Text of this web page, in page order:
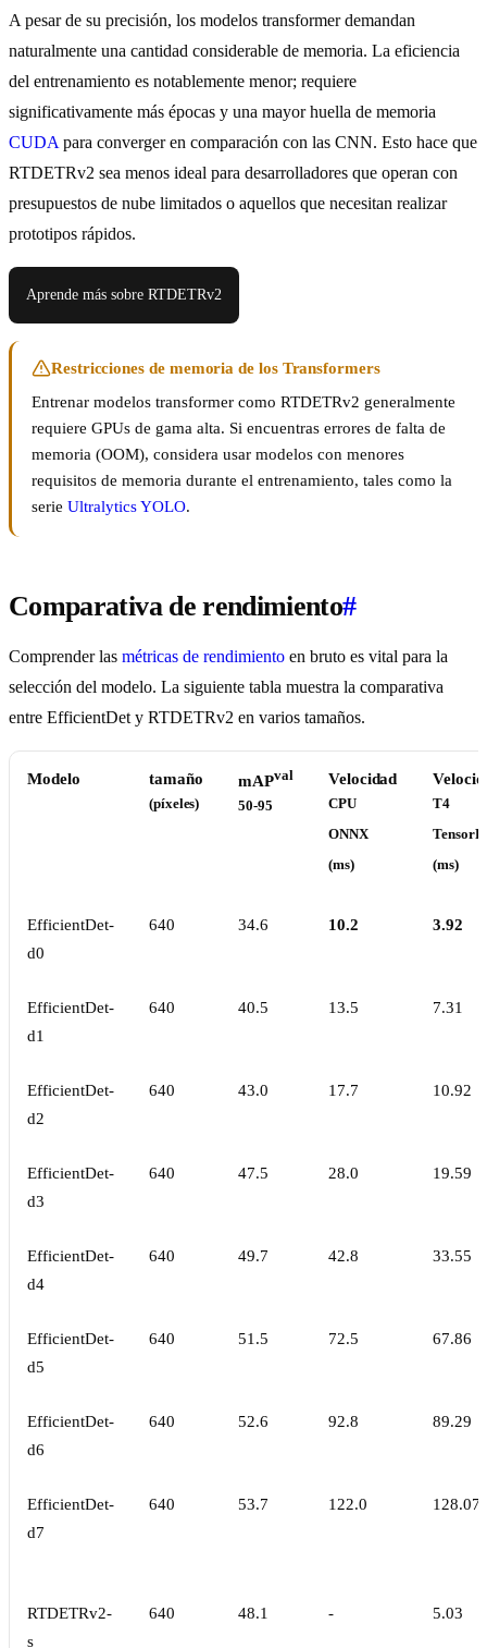
A pesar de su precisión, los modelos transformer demandan
naturalmente una cantidad considerable de memoria. La eficiencia
del entrenamiento es notablemente menor; requiere
significativamente más épocas y una mayor huella de memoria
CUDA para converger en comparación con las CNN. Esto hace que
RTDETRv2 sea menos ideal para desarrolladores que operan con
presupuestos de nube limitados o aquellos que necesitan realizar
prototipos rápidos.
Aprende más sobre RTDETRv2
Restricciones de memoria de los Transformers
Entrenar modelos transformer como RTDETRv2 generalmente
requiere GPUs de gama alta. Si encuentras errores de falta de
memoria (OOM), considera usar modelos con menores
requisitos de memoria durante el entrenamiento, tales como la
serie Ultralytics YOLO.
Comparativa de rendimiento#
Comprender las métricas de rendimiento en bruto es vital para la
selección del modelo. La siguiente tabla muestra la comparativa
entre EfficientDet y RTDETRv2 en varios tamaños.
Modelo tamaño
(píxeles)
mAPval
50-95
Velocidad
CPU
ONNX
(ms)
T4
(ms)
EfficientDet-
d0
640 34.6 10.2 3.92
EfficientDet-
d1
640 40.5 13.5 7.31
EfficientDet-
d2
640 43.0 17.7 10.92
EfficientDet-
d3
640 47.5 28.0 19.59
EfficientDet-
d4
640 49.7 42.8 33.55
EfficientDet-
d5
640 51.5 72.5 67.86
EfficientDet-
d6
640 52.6 92.8 89.29
EfficientDet-
d7
640 53.7 122.0 128.07
RTDETRv2-
s
640 48.1 - 5.03